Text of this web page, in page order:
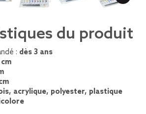
du produit
: dès 3 ans
acrylique, polyester, plastique